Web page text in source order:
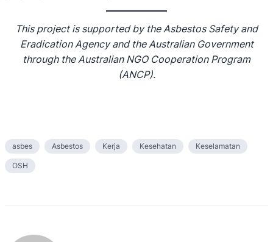
This project is supported by the Asbestos Safety and
Eradication Agency and the Australian Government
through the Australian NGO Cooperation Program
(ANCP).
asbes Asbestos Kerja Kesehatan Keselamatan
OSH